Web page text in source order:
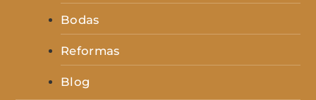
Bodas
Reformas
Blog